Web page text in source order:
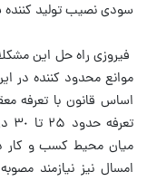
سودی نصیب تولید کننده
فیروزی راه حل این
موانع محدود کننده در
میان محیط کسب و کار
امسال نیز نیازمند